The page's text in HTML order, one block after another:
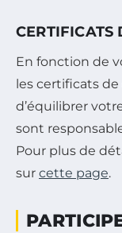
CERTIFICATS
En fonction de
les certificats
d’équilibrer
sont
Pour plus de
sur cette page.